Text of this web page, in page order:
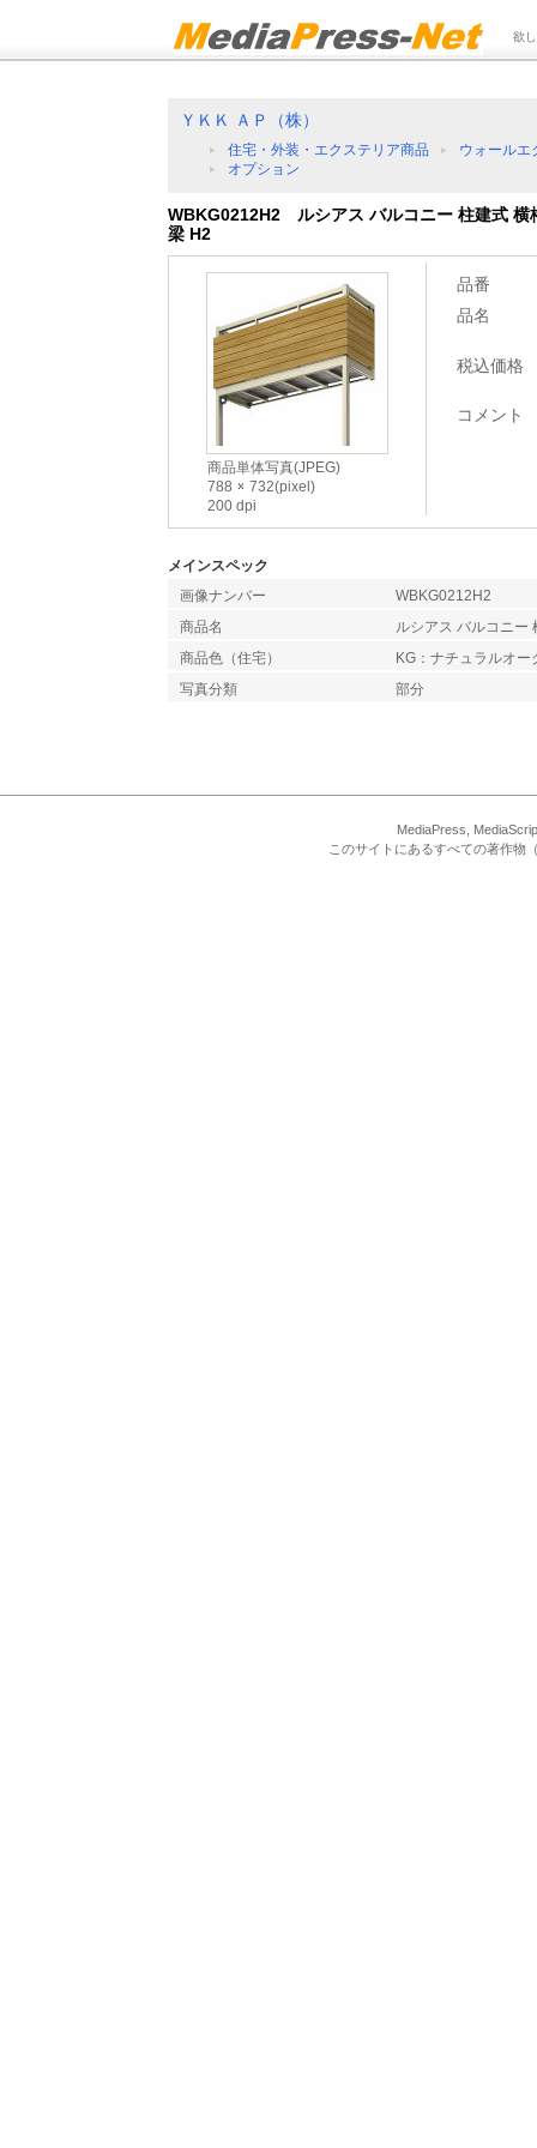
欲
ＹＫＫ ＡＰ（株）
住宅・外装・エクステリア商品
ウォールエ
オプション
WBKG0212H2 ルシアス バルコニー 柱建式 横
梁 H2
商品単体写真(JPEG)
788
732(pixel)
200 dpi
品番
品名
税込価格
コメント
メインスペック
画像ナンバー
WBKG0212H2
商品名
ルシアス バルコニー
商品色（住宅）
KG：ナチュラルオー
写真分類
部分
MediaPress,
このサイトにあるすべての著作物